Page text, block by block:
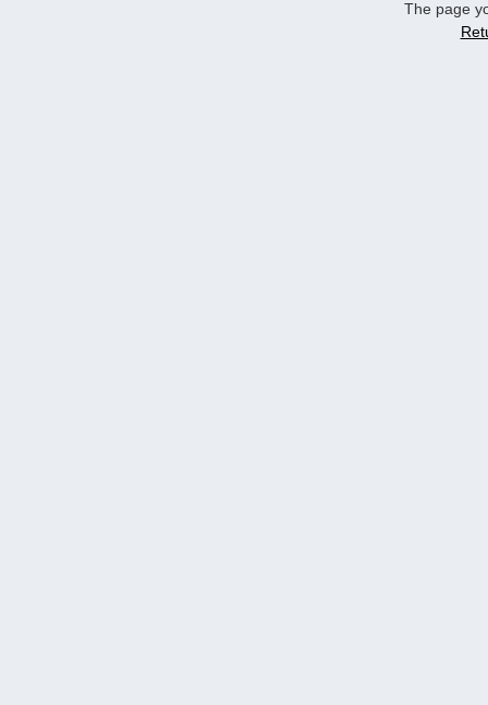
The page